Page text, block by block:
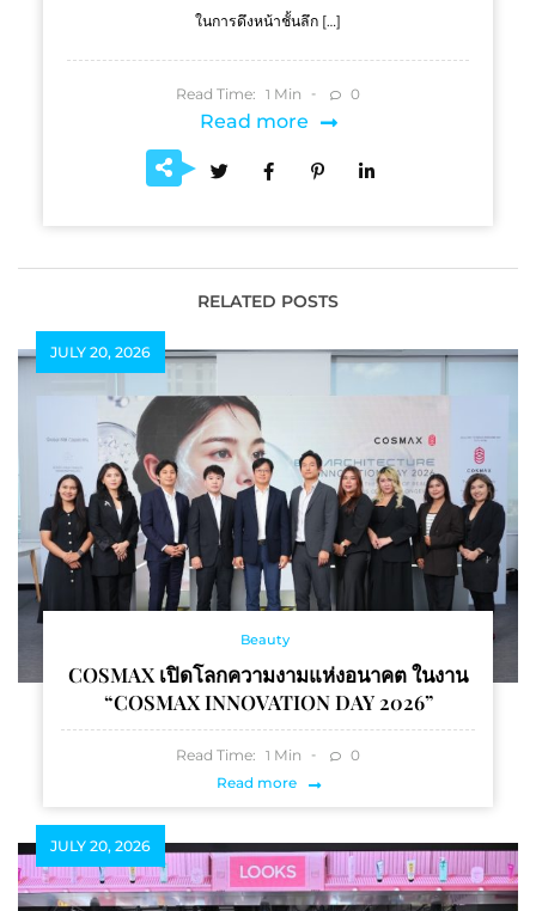
ในการดึงหน้าชั้นลึก […]
Read Time: 1 Min 0
Read more
RELATED POSTS
JULY 20, 2026
Beauty
COSMAX เปิดโลกความงามแห่งอนาคต ในงาน
“COSMAX INNOVATION DAY 2026”
Read Time: 1 Min
0
Read more
JULY 20, 2026